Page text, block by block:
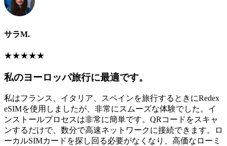
サラM.
★★★★★
私のヨーロッパ旅行に最適です。
私はフランス、イタリア、スペインを旅行するときにRedex
eSIMを使用しましたが、非常にスムーズな体験でした。イ
ンストールプロセスは非常に簡単です。QRコードをスキャ
ンするだけで、数分で高速ネットワークに接続できます。ロ
ーカルSIMカードを探し回る必要がなくなり、高価なローミ